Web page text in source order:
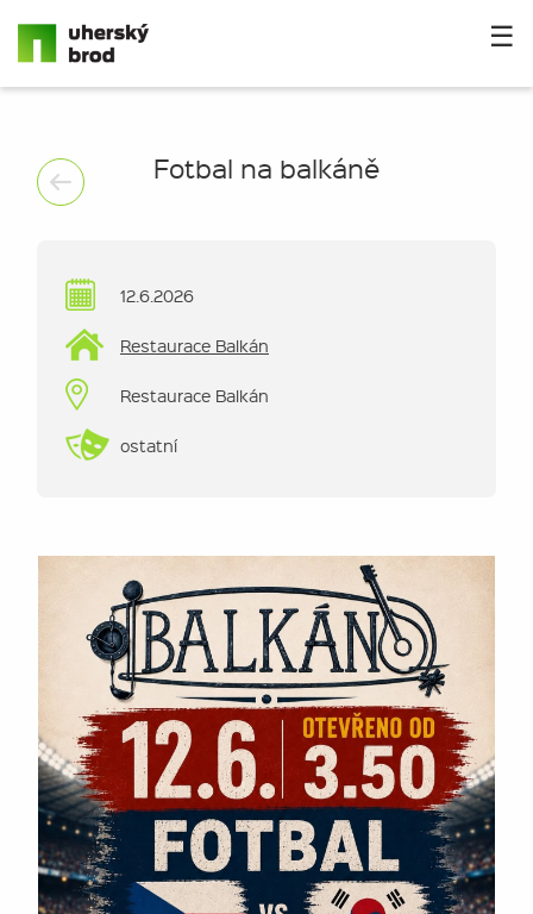
☰
Fotbal na balkáně
12.6.2026
Restaurace Balkán
Restaurace Balkán
ostatní